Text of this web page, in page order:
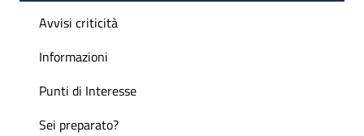
Avvisi criticità
Informazioni
Punti di Interesse
Sei preparato?